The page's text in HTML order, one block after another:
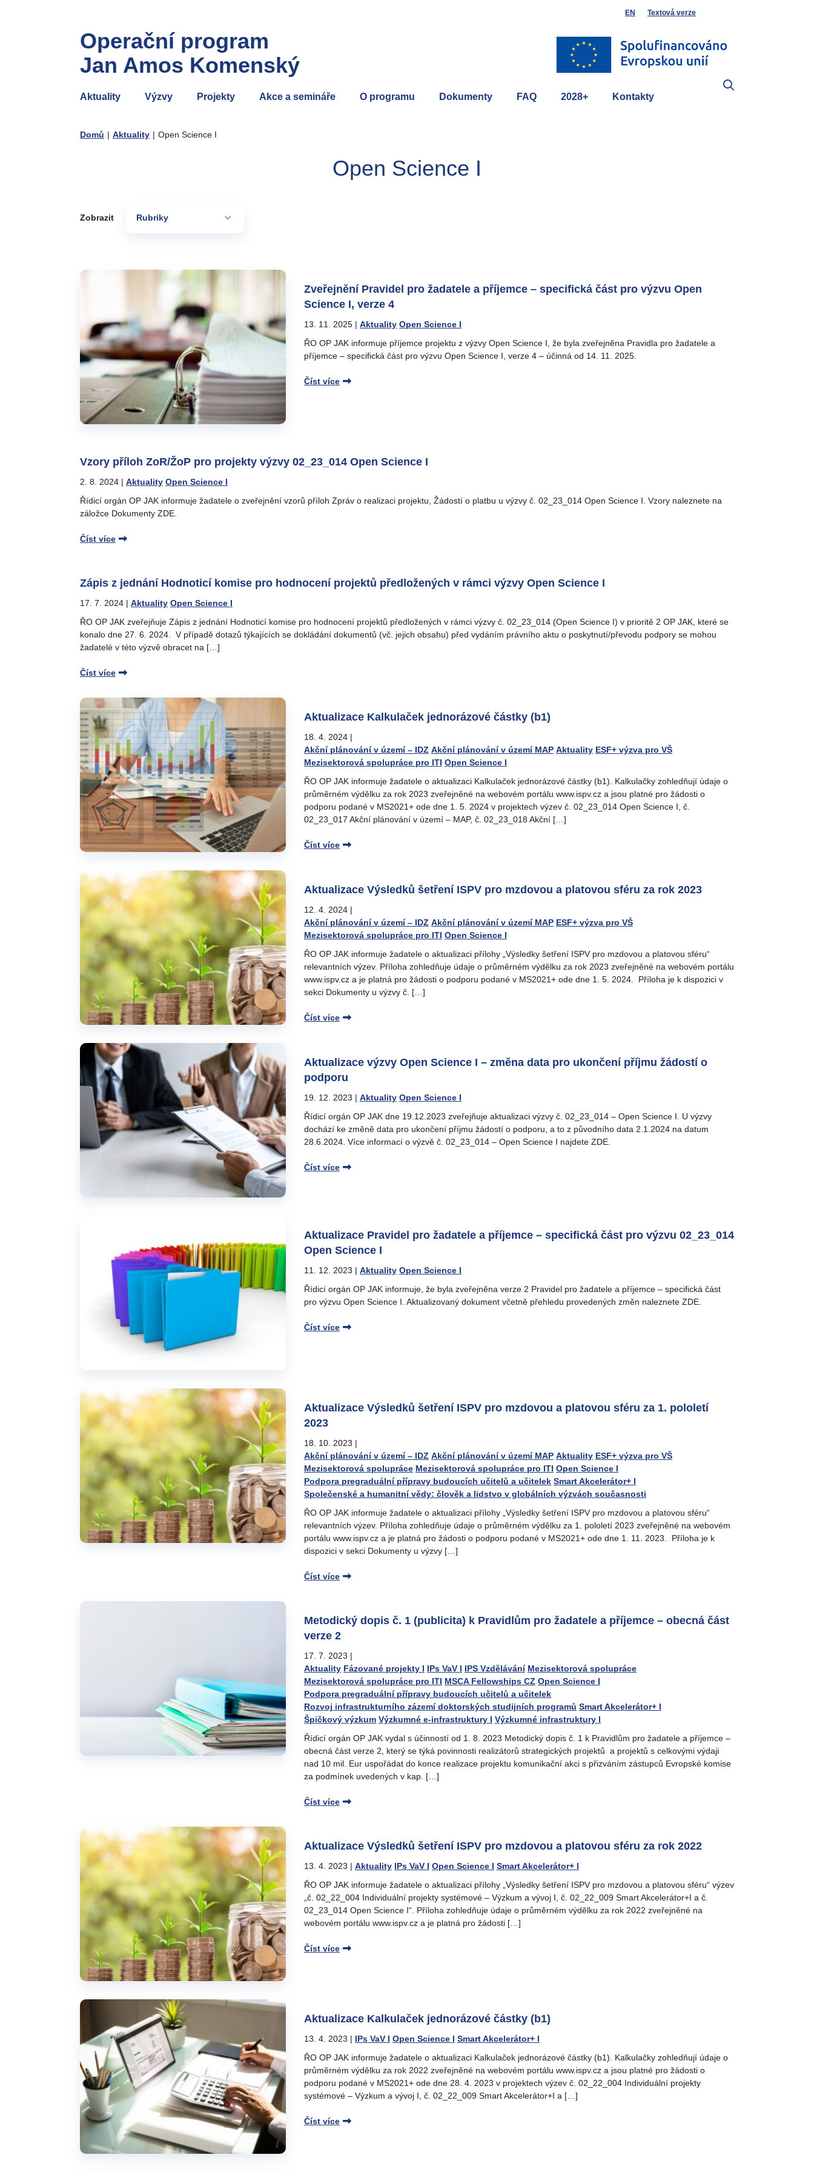
Operační program
Jan Amos Komenský
EN Textová verze
Aktuality Výzvy Projekty Akce a semináře O programu Dokumenty FAQ 2028+ Kontakty
Domů | Aktuality | Open Science I
Open Science I
Zobrazit Rubriky
Zveřejnění Pravidel pro žadatele a příjemce – specifická část pro výzvu Open
Science I, verze 4
13. 11. 2025 | Aktuality Open Science I
ŘO OP JAK informuje příjemce projektu z výzvy Open Science I, že byla zveřejněna Pravidla pro žadatele a
příjemce – specifická část pro výzvu Open Science I, verze 4 – účinná od 14. 11. 2025.
Číst více
Vzory příloh ZoR/ŽoP pro projekty výzvy 02_23_014 Open Science I
2. 8. 2024 | Aktuality Open Science I
Řídicí orgán OP JAK informuje žadatele o zveřejnění vzorů příloh Zpráv o realizaci projektu, Žádostí o platbu u výzvy č. 02_23_014 Open Science I. Vzory naleznete na
záložce Dokumenty ZDE.
Číst více
Zápis z jednání Hodnoticí komise pro hodnocení projektů předložených v rámci výzvy Open Science I
17. 7. 2024 | Aktuality Open Science I
ŘO OP JAK zveřejňuje Zápis z jednání Hodnoticí komise pro hodnocení projektů předložených v rámci výzvy č. 02_23_014 (Open Science I) v prioritě 2 OP JAK, které se
konalo dne 27. 6. 2024. V případě dotazů týkajících se dokládání dokumentů (vč. jejich obsahu) před vydáním právního aktu o poskytnutí/převodu podpory se mohou
žadatelé v této výzvě obracet na […]
Číst více
Aktualizace Kalkulaček jednorázové částky (b1)
18. 4. 2024 |
Akční plánování v území – IDZ Akční plánování v území MAP Aktuality ESF+ výzva pro VŠ
Mezisektorová spolupráce pro ITI Open Science I
ŘO OP JAK informuje žadatele o aktualizaci Kalkulaček jednorázové částky (b1). Kalkulačky zohledňují údaje o
průměrném výdělku za rok 2023 zveřejněné na webovém portálu www.ispv.cz a jsou platné pro žádosti o
podporu podané v MS2021+ ode dne 1. 5. 2024 v projektech výzev č. 02_23_014 Open Science I, č.
02_23_017 Akční plánování v území – MAP, č. 02_23_018 Akční […]
Číst více
Aktualizace Výsledků šetření ISPV pro mzdovou a platovou sféru za rok 2023
12. 4. 2024 |
Akční plánování v území – IDZ Akční plánování v území MAP ESF+ výzva pro VŠ
Mezisektorová spolupráce pro ITI Open Science I
ŘO OP JAK informuje žadatele o aktualizaci přílohy „Výsledky šetření ISPV pro mzdovou a platovou sféru“
relevantních výzev. Příloha zohledňuje údaje o průměrném výdělku za rok 2023 zveřejněné na webovém portálu
www.ispv.cz a je platná pro žádosti o podporu podané v MS2021+ ode dne 1. 5. 2024. Příloha je k dispozici v
sekci Dokumenty u výzvy č. […]
Číst více
Aktualizace výzvy Open Science I – změna data pro ukončení příjmu žádostí o
podporu
19. 12. 2023 | Aktuality Open Science I
Řídicí orgán OP JAK dne 19.12.2023 zveřejňuje aktualizaci výzvy č. 02_23_014 – Open Science I. U výzvy
dochází ke změně data pro ukončení příjmu žádostí o podporu, a to z původního data 2.1.2024 na datum
28.6.2024. Více informací o výzvě č. 02_23_014 – Open Science I najdete ZDE.
Číst více
Aktualizace Pravidel pro žadatele a příjemce – specifická část pro výzvu 02_23_014
Open Science I
11. 12. 2023 | Aktuality Open Science I
Řídicí orgán OP JAK informuje, že byla zveřejněna verze 2 Pravidel pro žadatele a příjemce – specifická část
pro výzvu Open Science I. Aktualizovaný dokument včetně přehledu provedených změn naleznete ZDE.
Číst více
Aktualizace Výsledků šetření ISPV pro mzdovou a platovou sféru za 1. pololetí
2023
18. 10. 2023 |
Akční plánování v území – IDZ Akční plánování v území MAP Aktuality ESF+ výzva pro VŠ
Mezisektorová spolupráce Mezisektorová spolupráce pro ITI Open Science I
Podpora pregraduální přípravy budoucích učitelů a učitelek Smart Akcelerátor+ I
Společenské a humanitní vědy: člověk a lidstvo v globálních výzvách současnosti
ŘO OP JAK informuje žadatele o aktualizaci přílohy „Výsledky šetření ISPV pro mzdovou a platovou sféru“
relevantních výzev. Příloha zohledňuje údaje o průměrném výdělku za 1. pololetí 2023 zveřejněné na webovém
portálu www.ispv.cz a je platná pro žádosti o podporu podané v MS2021+ ode dne 1. 11. 2023. Příloha je k
dispozici v sekci Dokumenty u výzvy […]
Číst více
Metodický dopis č. 1 (publicita) k Pravidlům pro žadatele a příjemce – obecná část
verze 2
17. 7. 2023 |
Aktuality Fázované projekty I IPs VaV I IPS Vzdělávání Mezisektorová spolupráce
Mezisektorová spolupráce pro ITI MSCA Fellowships CZ Open Science I
Podpora pregraduální přípravy budoucích učitelů a učitelek
Rozvoj infrastrukturního zázemí doktorských studijních programů Smart Akcelerátor+ I
Špičkový výzkum Výzkumné e-infrastruktury I Výzkumné infrastruktury I
Řídicí orgán OP JAK vydal s účinností od 1. 8. 2023 Metodický dopis č. 1 k Pravidlům pro žadatele a příjemce –
obecná část verze 2, který se týká povinnosti realizátorů strategických projektů a projektů s celkovými výdaji
nad 10 mil. Eur uspořádat do konce realizace projektu komunikační akci s přizváním zástupců Evropské komise
za podmínek uvedených v kap. […]
Číst více
Aktualizace Výsledků šetření ISPV pro mzdovou a platovou sféru za rok 2022
13. 4. 2023 | Aktuality IPs VaV I Open Science I Smart Akcelerátor+ I
ŘO OP JAK informuje žadatele o aktualizaci přílohy „Výsledky šetření ISPV pro mzdovou a platovou sféru“ výzev
„č. 02_22_004 Individuální projekty systémové – Výzkum a vývoj I, č. 02_22_009 Smart Akcelerátor+I a č.
02_23_014 Open Science I“. Příloha zohledňuje údaje o průměrném výdělku za rok 2022 zveřejněné na
webovém portálu www.ispv.cz a je platná pro žádosti […]
Číst více
Aktualizace Kalkulaček jednorázové částky (b1)
13. 4. 2023 | IPs VaV I Open Science I Smart Akcelerátor+ I
ŘO OP JAK informuje žadatele o aktualizaci Kalkulaček jednorázové částky (b1). Kalkulačky zohledňují údaje o
průměrném výdělku za rok 2022 zveřejněné na webovém portálu www.ispv.cz a jsou platné pro žádosti o
podporu podané v MS2021+ ode dne 28. 4. 2023 v projektech výzev č. 02_22_004 Individuální projekty
systémové – Výzkum a vývoj I, č. 02_22_009 Smart Akcelerátor+I a […]
Číst více